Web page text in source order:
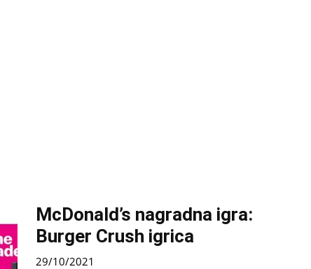
McDonald’s nagradna igra:
Burger Crush igrica
29/10/2021